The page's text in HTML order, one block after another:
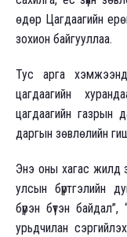
өдөр Цагдаагийн
зохион байгууллаа.
Тус арга
цагдаагийн
цагдаагийн газрын
даргын зөвлөлийн
Энэ оны хагас жилд
улсын бүртгэлийн
бүрэн бүтэн
урьдчилан